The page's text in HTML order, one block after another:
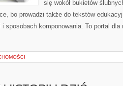
się wokół bukietów
bo prowadzi także do tekstów
i sposobach komponowania. To portal